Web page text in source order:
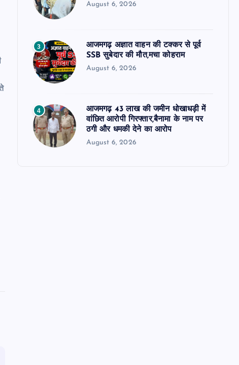
August 6, 2026
3
आजमगढ़ अज्ञात वाहन की टक्कर से पूर्व
SSB सुबेदार की मौत,मचा कोहराम
August 6, 2026
4
आजमगढ़ 43 लाख की जमीन धोखाधड़ी में
वांछित आरोपी गिरफ्तार,बैनामा के नाम पर
ठगी और धमकी देने का आरोप
August 6, 2026